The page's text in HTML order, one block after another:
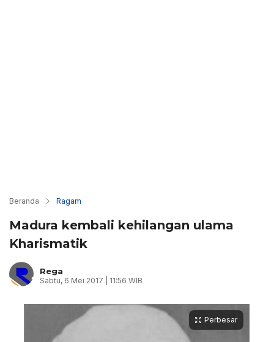
Beranda Ragam
Madura kembali kehilangan ulama
Kharismatik
Rega
Sabtu, 6 Mei 2017 | 11:56 WIB
Perbesar